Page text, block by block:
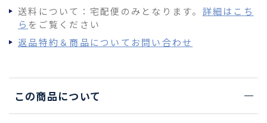
送料について：宅配便のみとなります。 詳細はこち
ら をご覧ください
返品特約＆商品についてお問い合わせ
この商品について